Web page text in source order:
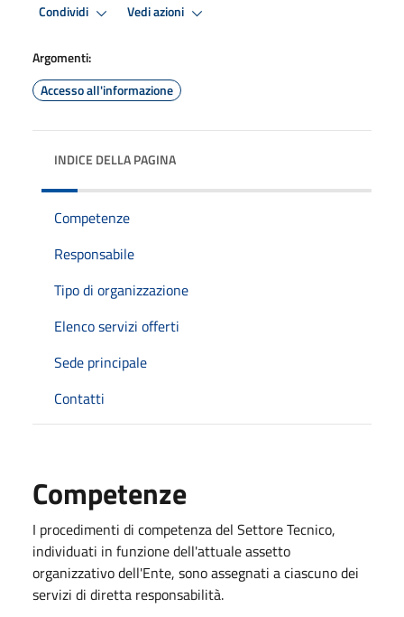
Condividi Vedi azioni
Argomenti:
Accesso all'informazione
INDICE DELLA PAGINA
Competenze
Responsabile
Tipo di organizzazione
Elenco servizi offerti
Sede principale
Contatti
Competenze
I procedimenti di competenza del Settore Tecnico,
individuati in funzione dell'attuale assetto
organizzativo dell'Ente, sono assegnati a ciascuno dei
servizi di diretta responsabilità.